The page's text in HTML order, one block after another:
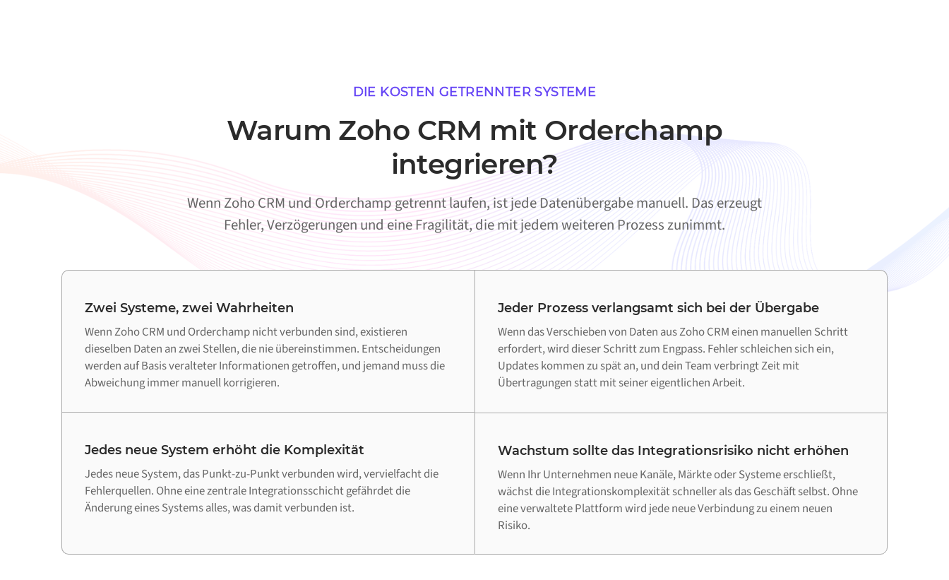
DIE KOSTEN GETRENNTER SYSTEME
Warum Zoho CRM mit Orderchamp
integrieren?
Wenn Zoho CRM und Orderchamp getrennt laufen, ist jede Datenübergabe manuell. Das erzeugt
Fehler, Verzögerungen und eine Fragilität, die mit jedem weiteren Prozess zunimmt.
Zwei Systeme, zwei Wahrheiten
Wenn Zoho CRM und Orderchamp nicht verbunden sind, existieren
dieselben Daten an zwei Stellen, die nie übereinstimmen. Entscheidungen
werden auf Basis veralteter Informationen getroffen, und jemand muss die
Abweichung immer manuell korrigieren.
Jeder Prozess verlangsamt sich bei der Übergabe
Wenn das Verschieben von Daten aus Zoho CRM einen manuellen Schritt
erfordert, wird dieser Schritt zum Engpass. Fehler schleichen sich ein,
Updates kommen zu spät an, und dein Team verbringt Zeit mit
Übertragungen statt mit seiner eigentlichen Arbeit.
Jedes neue System erhöht die Komplexität
Jedes neue System, das Punkt-zu-Punkt verbunden wird, vervielfacht die
Fehlerquellen. Ohne eine zentrale Integrationsschicht gefährdet die
Änderung eines Systems alles, was damit verbunden ist.
Wachstum sollte das Integrationsrisiko nicht erhöhen
Wenn Ihr Unternehmen neue Kanäle, Märkte oder Systeme erschließt,
wächst die Integrationskomplexität schneller als das Geschäft selbst. Ohne
eine verwaltete Plattform wird jede neue Verbindung zu einem neuen
Risiko.